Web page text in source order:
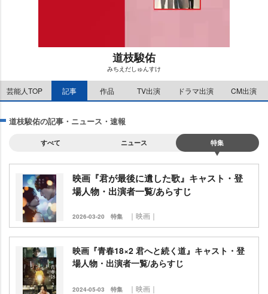
M
u
t
道枝駿佑
みちえだしゅんすけ
芸能人TOP 記事 作品 TV出演 ドラマ出演 CM出演
道枝駿佑の記事・ニュース・速報
すべて ニュース 特集
映画『君が最後に遺した歌』キャスト・登
場人物・出演者一覧/あらすじ
2026-03-20 特集 ｜映画｜
映画『青春18×2 君へと続く道』キャスト・登
場人物・出演者一覧/あらすじ
2024-05-03 特集 ｜映画｜